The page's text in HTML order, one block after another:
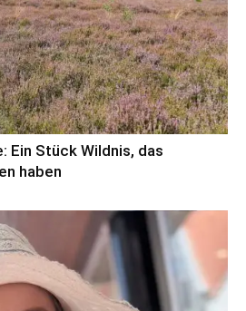
Ein Stück Wildnis, das
haben